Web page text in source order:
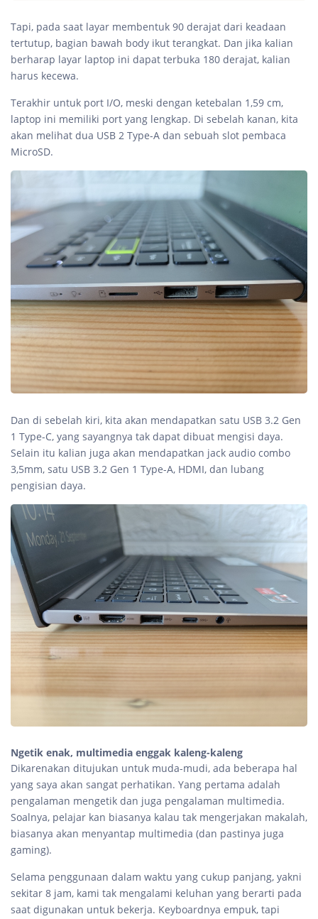
Tapi, pada saat layar membentuk 90 derajat dari keadaan
tertutup, bagian bawah body ikut terangkat. Dan jika kalian
berharap layar laptop ini dapat terbuka 180 derajat, kalian
harus kecewa.
Terakhir untuk port I/O, meski dengan ketebalan 1,59 cm,
laptop ini memiliki port yang lengkap. Di sebelah kanan, kita
akan melihat dua USB 2 Type-A dan sebuah slot pembaca
MicroSD.
Dan di sebelah kiri, kita akan mendapatkan satu USB 3.2 Gen
1 Type-C, yang sayangnya tak dapat dibuat mengisi daya.
Selain itu kalian juga akan mendapatkan jack audio combo
3,5mm, satu USB 3.2 Gen 1 Type-A, HDMI, dan lubang
pengisian daya.
Ngetik enak, multimedia enggak kaleng-kaleng
Dikarenakan ditujukan untuk muda-mudi, ada beberapa hal
yang saya akan sangat perhatikan. Yang pertama adalah
pengalaman mengetik dan juga pengalaman multimedia.
Soalnya, pelajar kan biasanya kalau tak mengerjakan makalah,
biasanya akan menyantap multimedia (dan pastinya juga
gaming).
Selama penggunaan dalam waktu yang cukup panjang, yakni
sekitar 8 jam, kami tak mengalami keluhan yang berarti pada
saat digunakan untuk bekerja. Keyboardnya empuk, tapi